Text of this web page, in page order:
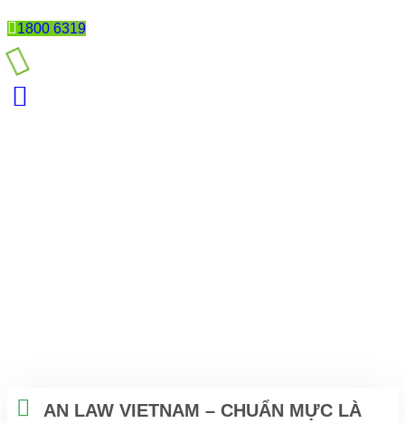
1800 6319
AN LAW VIETNAM – CHUẨN MỰC LÀ